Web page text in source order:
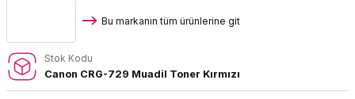
Bu markanın tüm ürünlerine git
Stok Kodu
Canon CRG-729 Muadil Toner Kırmızı